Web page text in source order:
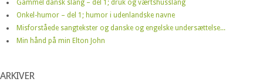
Gammel dansk slang – del 1; druk og værtshusslang
Onkel-humor – del 1; humor i udenlandske navne
Misforståede sangtekster og danske og engelske undersættelse...
Min hånd på min Elton John
ARKIVER